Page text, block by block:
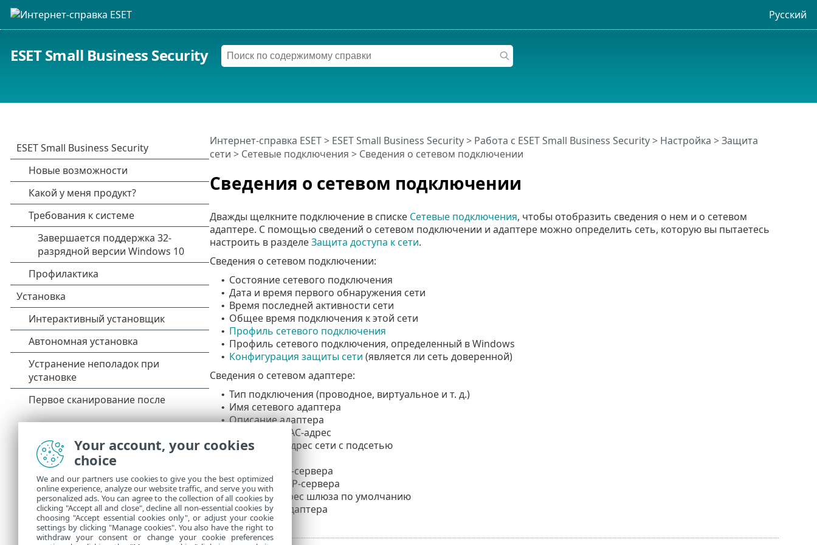
Русский
ESET Small Business Security
Сведения о сетевом подключении
Интернет-справка ESET> ESET Small Business Security> Работа с ESET Small Business Security> Настройка >Защита
сети > Сетевые подключения > Сведения о сетевом подключении
Дважды щелкните подключение в списке Сетевые подключения, чтобы отобразить сведения о нем и о сетевом
адаптере. С помощью сведений о сетевом подключении и адаптере можно определить сеть, которую вы пытаетесь
настроить в разделеЗащита доступа к сети.
Сведения о сетевом подключении:
• Состояние сетевого подключения
• Дата и время первого обнаружения сети
• Время последней активности сети
• Общее время подключения к этой сети
• Профиль сетевого подключения
• Профиль сетевого подключения, определенный в Windows
• Конфигурация защиты сети (является ли сеть доверенной)
Сведения о сетевом адаптере:
• Тип подключения (проводное, виртуальное и т. д.)
• Имя сетевого адаптера
• Описание адаптера
IP-адрес и MAC-адрес
• IPv4- и IPv6-адрес сети с подсетью
IP-адрес DNS-сервера
• IP-адрес DHCP-сервера
• IP- и MAC-адрес шлюза по умолчанию
• MAC-адрес адаптера
Your account, your cookies
choice
We and our partners use cookies to give you the best optimized
online experience, analyze our website traffic, and serve you with
personalized ads. You can agree to the collection of all cookies by
clicking "Accept all and close", decline all non-essential cookies by
choosing "Accept essential cookies only", or adjust your cookie
settings by clicking "Manage cookies". You also have the right to
withdraw your consent or change your cookie preferences